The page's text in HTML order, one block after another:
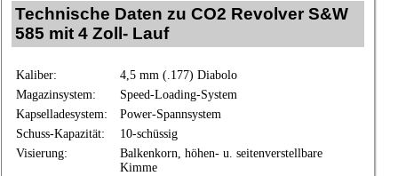
Technische Daten zu CO2 Revolver S&W
585 mit 4 Zoll- Lauf
Kaliber:
4,5 mm (.177) Diabolo
Magazinsystem:
Speed-Loading-System
Kapselladesystem:
Power-Spannsystem
Schuss-Kapazität:
10-schüssig
Visierung:
Balkenkorn, höhen- u. seitenverstellbare
Kimme